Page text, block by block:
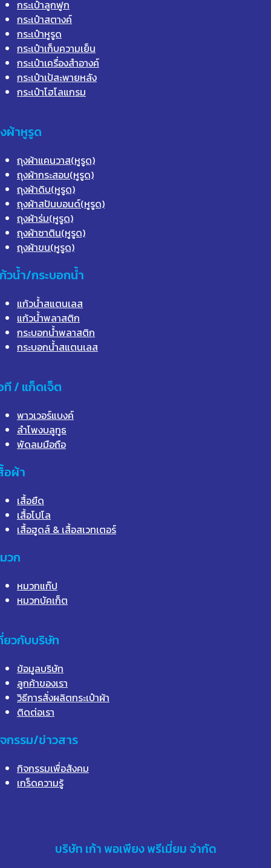
กระเป๋าลูกฟูก
กระเป๋าสตางค์
กระเป๋าหูรูด
กระเป๋าเก็บความเย็น
กระเป๋าเครื่องสำอางค์
กระเป๋าเป้สะพายหลัง
กระเป๋าโฮโลแกรม
ผ้าหูรูด
ถุงผ้าแคนวาส(หูรูด)
ถุงผ้ากระสอบ(หูรูด)
ถุงผ้าดิบ(หูรูด)
ถุงผ้าสปันบอนด์(หูรูด)
ถุงผ้าร่ม(หูรูด)
ถุงผ้าซาติน(หูรูด)
ถุงผ้าขน(หูรูด)
วน้ำ/กระบอกน้ำ
แก้วน้ำสแตนเลส
แก้วน้ำพลาสติก
กระบอกน้ำพลาสติก
กระบอกน้ำสแตนเลส
ที / แก็ดเจ็ต
พาวเวอร์แบงค์
ลำโพงบลูทูธ
พัดลมมือถือ
อผ้า
เสื้อยืด
เสื้อโปโล
เสื้อฮูดส์ & เสื้อสเวทเตอร์
วก
หมวกแก๊ป
หมวกบัคเก็ต
ยวกับบริษัท
ข้อมูลบริษัท
ลูกค้าของเรา
วิธีการสั่งผลิตกระเป๋าผ้า
ติดต่อเรา
กรรม/ข่าวสาร
กิจกรรมเพื่อสังคม
เกร็ดความรู้
บริษัท เก้าพอเพียง พรีเมี่ยม จำกัด